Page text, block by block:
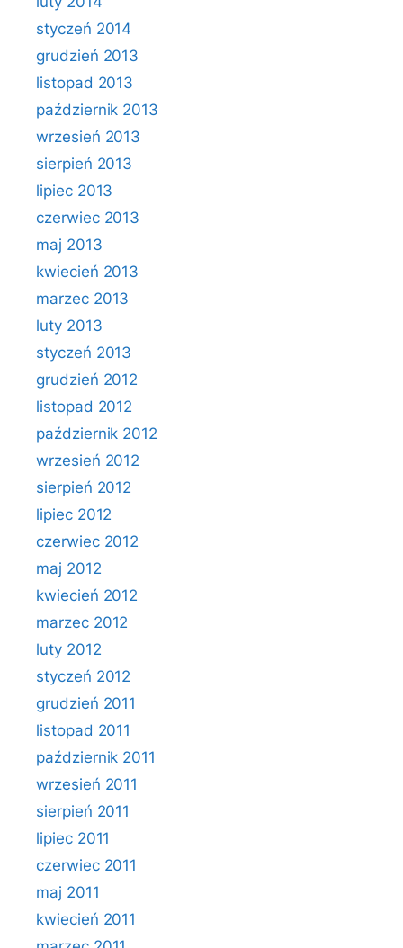
styczeń 2014
grudzień 2013
listopad 2013
październik 2013
wrzesień 2013
sierpień 2013
lipiec 2013
czerwiec 2013
maj 2013
kwiecień 2013
marzec 2013
luty 2013
styczeń 2013
grudzień 2012
listopad 2012
październik 2012
wrzesień 2012
sierpień 2012
lipiec 2012
czerwiec 2012
maj 2012
kwiecień 2012
marzec 2012
luty 2012
styczeń 2012
grudzień 2011
listopad 2011
październik 2011
wrzesień 2011
sierpień 2011
lipiec 2011
czerwiec 2011
maj 2011
kwiecień 2011